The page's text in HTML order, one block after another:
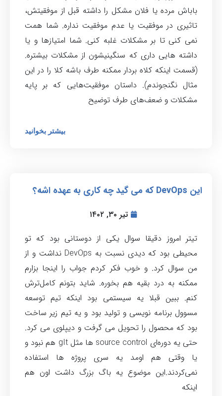
باباش مرده یا فلان مشکل را داشته قبل از موفقیتش،
تاثیری در موفقیت یا عدم موفقیت نداره. شما همت
نمی کنی تا بر مشکلات غلبه کنی. شما امتیازها و یا
داشته هایی داری که سنگینیشون از مشکلات بیشتره.
(قسمت اینکه کلاه بردار ممکنه طرف باشه کلا را در این
مثال نگنجوندم). داستان موفقیت‌هایی که بر پایه
مشکلات و ضعف‌های طرف توضیح
بیشتر بخوانید
این DevOps که می گید چه کاری به عهده اشه؟
تیر ۳۰, ۱۴۰۲
تیتر امروز دقیقا سوال یکی از دوستانی بود که تو
محیطی بود که دیدی نسبت به DevOps‌ نداشت و از
من سوال کرد. و خوب فکر کردم جواب را اینجا بزارم
ممکنه به درد بقیه هم بخوره. شاید بتونم کامل‌ترش
کنم. ببین قبلا یه سیستمی بود اینکه تیم توسعه
مسوول برنامه نویسی و تولید بود و یه تیم زیر ساخت
بود که محصول را تحویل می گرفت و دیپلوی می کرد.
حتی یه دوره‌ای source control‌ ها مثل gIt‌ هم نبود و
یا وقتی هم اومد یه سری پروژه ها استفاده
نمی‌کردند.این موضوع یه باگ بزرگ داشت اون هم
اینکه